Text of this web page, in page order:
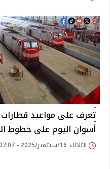
تعرف على مواعيد قطارات
أسوان اليوم على خطوط
الثلاثاء 16/سبتمبر/2025 - 07:07 ص